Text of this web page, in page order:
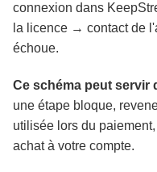
connexion dans
la licence → contact de
échoue.
Ce schéma peut servir
une étape bloque,
utilisée lors du
achat à votre compte.